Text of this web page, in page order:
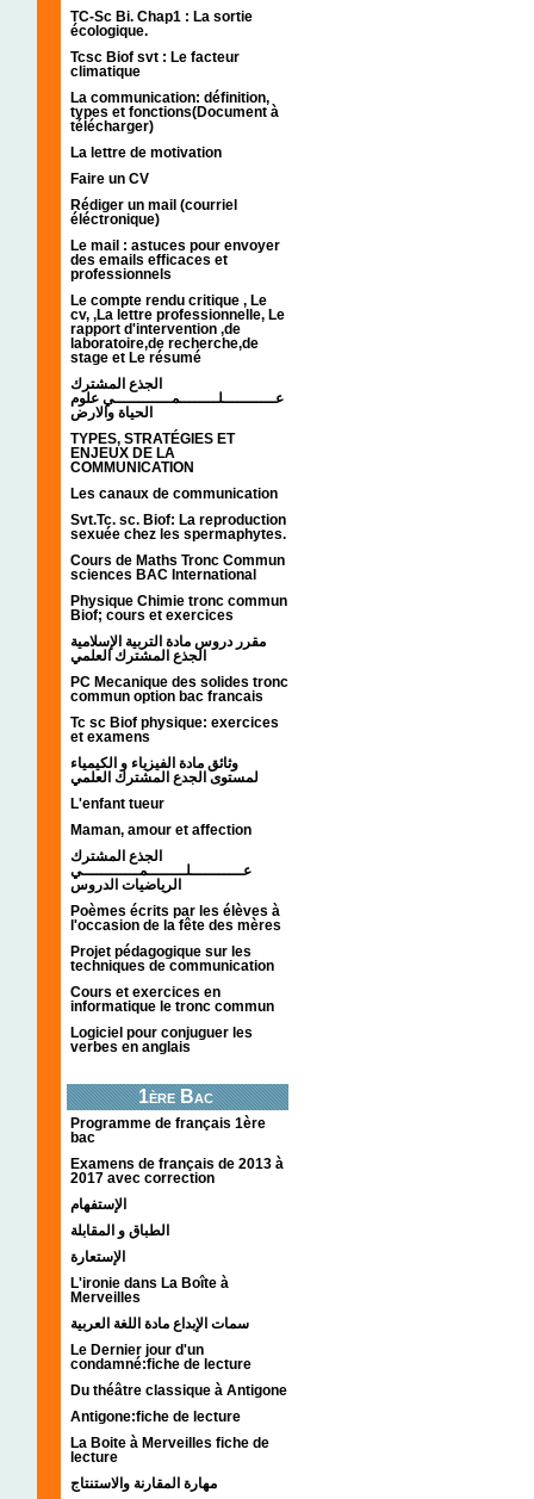
TC-Sc Bi. Chap1 : La sortie
écologique.
Tcsc Biof svt : Le facteur
climatique
La communication: définition,
types et fonctions(Document à
télécharger)
La lettre de motivation
Faire un CV
Rédiger un mail (courriel
éléctronique)
Le mail : astuces pour envoyer
des emails efficaces et
professionnels
Le compte rendu critique , Le
cv, ,La lettre professionnelle, Le
rapport d'intervention ,de
laboratoire,de recherche,de
stage et Le résumé
الجذع المشترك
عـــــــــــلــــــــمــــــــــــي علوم
الحياة والارض
TYPES, STRATÉGIES ET
ENJEUX DE LA
COMMUNICATION
Les canaux de communication
Svt.Tc. sc. Biof: La reproduction
sexuée chez les spermaphytes.
Cours de Maths Tronc Commun
sciences BAC International
Physique Chimie tronc commun
Biof; cours et exercices
مقرر دروس مادة التربية الإسلامية
الجذع المشترك العلمي
PC Mecanique des solides tronc
commun option bac francais
Tc sc Biof physique: exercices
et examens
وثائق مادة الفيزياء و الكيمياء
L'enfant tueur
Maman, amour et affection
الجذع المشترك
عـــــــــــلــــــــمــــــــــــي
الرياضيات الدروس
Poèmes écrits par les élèves à
l'occasion de la fête des mères
Projet pédagogique sur les
techniques de communication
Cours et exercices en
informatique le tronc commun
Logiciel pour conjuguer les
verbes en anglais
1ère Bac
Programme de français 1ère
bac
Examens de français de 2013 à
2017 avec correction
الإستفهام
الطباق و المقابلة
الإستعارة
L'ironie dans La Boîte à
Merveilles
سمات الإبداع مادة اللغة العربية
Le Dernier jour d'un
condamné:fiche de lecture
Du théâtre classique à Antigone
Antigone:fiche de lecture
La Boite à Merveilles fiche de
lecture
مهارة المقارنة والاستنتاج